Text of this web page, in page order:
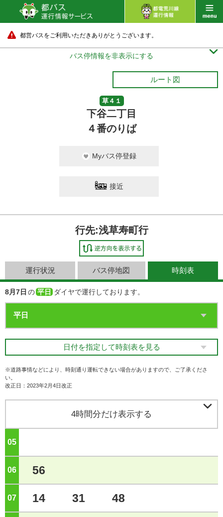
都営バスをご利用いただきありがとうございます。
バス停情報を非表示にする 
ルート図
草４１
下谷二丁目
４番のりば
Myバス停登録
接近
行先:浅草寿町行
運行状況 バス停地図 時刻表
8月7日 の 平日 ダイヤで運行しております。
日付を指定して時刻表を見る
※道路事情などにより、時刻通り運転できない場合がありますので、ご了承くださ
い。
改正日：2023年2月4日改正
4時間分だけ表示する 
05
06 56
07 14 31 48